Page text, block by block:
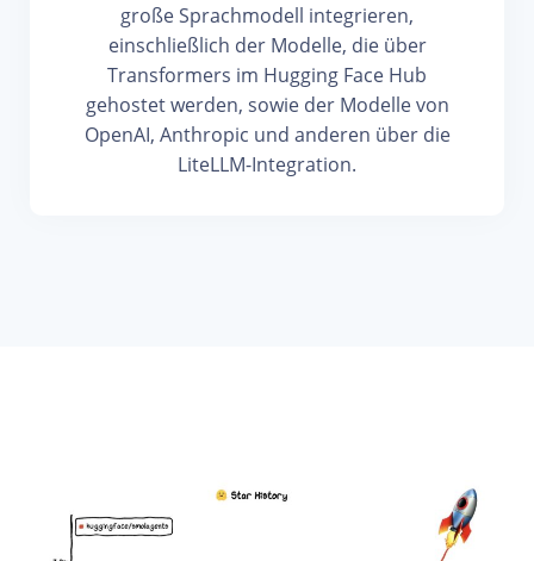
große Sprachmodell integrieren,
einschließlich der Modelle, die über
Transformers im Hugging Face Hub
gehostet werden, sowie der Modelle von
OpenAI, Anthropic und anderen über die
LiteLLM-Integration.